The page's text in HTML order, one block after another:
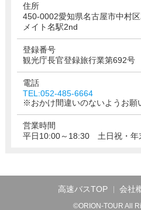
住所
450-0002愛知県名古屋市中村
メイト名駅2nd
登録番号
観光庁長官登録旅行業第692号
電話
TEL:052-485-6664
※おかけ間違いのないようお願
営業時間
平日10:00～18:30 土日祝・年
高速バスTOP 会社
©ORION-TOUR All